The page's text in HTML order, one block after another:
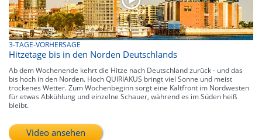
3-TAGE-VORHERSAGE
Hitzetage bis in den Norden Deutschlands
Ab dem Wochenende kehrt die Hitze nach Deutschland zurück - und das
bis hoch in den Norden. Hoch QUIRIAKUS bringt viel Sonne und meist
trockenes Wetter. Zum Wochenbeginn sorgt eine Kaltfront im Nordwesten
für etwas Abkühlung und einzelne Schauer, während es im Süden heiß
bleibt.
Video ansehen